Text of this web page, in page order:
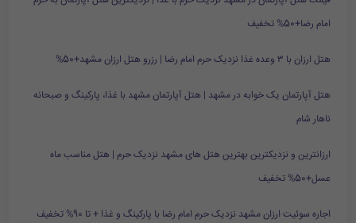
امام رضا+50% تخفیف
هتل ارزان با ۳ وعده غذا نزدیک حرم امام رضا | رزرو هتل ارزان مشهد+50%
هتل آپارتمان یک خوابه در مشهد | هتل آپارتمان مشهد با غذا، پارکینگ و صبحانه
ناهار شام
ارزانترین و نزدیکترین بهترین هتل های مشهد نزدیک حرم | هتل مناسب ماه
عسل+50% تخفیف
اجاره سوئیت ارزان مشهد نزدیک حرم امام رضا با پارکینگ و غذا + تا 90% تخفیف